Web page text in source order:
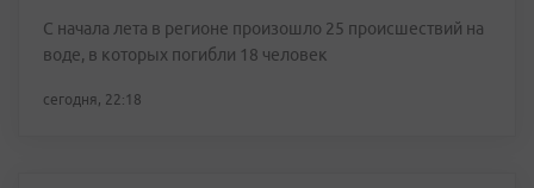
С начала лета в регионе произошло 25 происшествий на
воде, в которых погибли 18 человек
сегодня, 22:18